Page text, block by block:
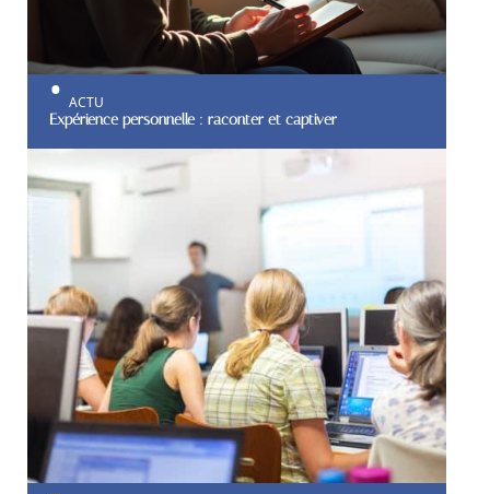
ACTU
Expérience personnelle : raconter et captiver